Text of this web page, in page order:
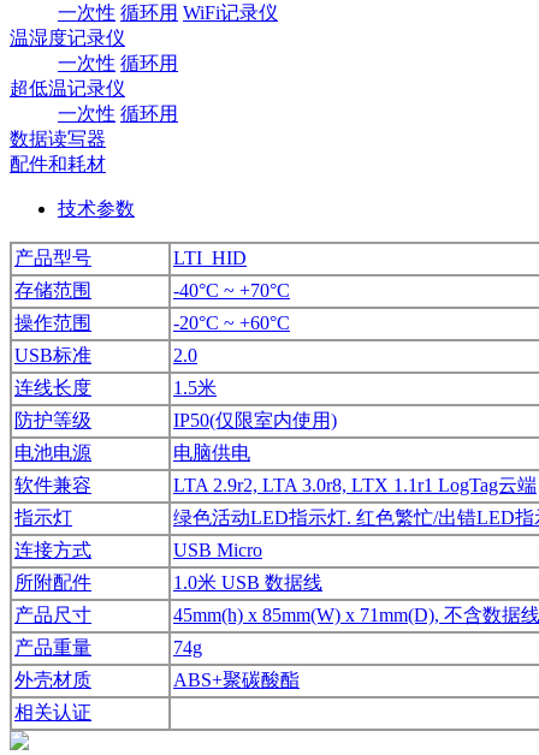
一次性 循环用 WiFi记录仪
温湿度记录仪
一次性 循环用
超低温记录仪
一次性 循环用
数据读写器
配件和耗材
技术参数
产品型号
LTI HID
存储范围
-40°C ~ +70°C
操作范围
-20°C ~ +60°C
USB标准
2.0
连线长度
1.5米
防护等级
IP50(仅限室内使用)
电池电源
电脑供电
软件兼容
LTA 2.9r2, LTA 3.0r8, LTX 1.1r1 LogTag云端
指示灯
绿色活动LED指示灯. 红色繁忙/出错LED指
连接方式
USB Micro
所附配件
1.0米 USB 数据线
产品尺寸
45mm(h) x 85mm(W) x 71mm(D), 不含数据线
产品重量
74g
外壳材质
ABS+聚碳酸酯
相关认证